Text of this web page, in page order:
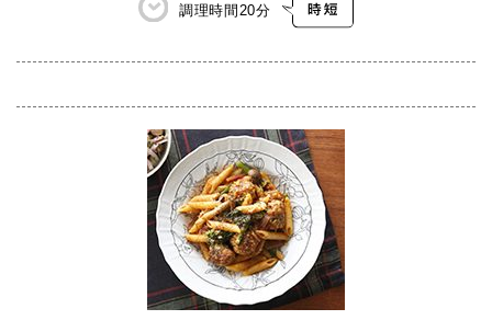
調理時間 20分